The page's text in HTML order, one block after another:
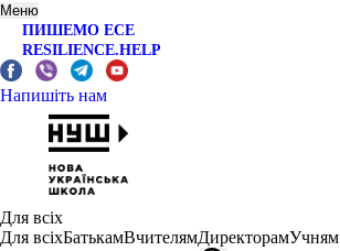
Меню
ПИШЕМО ЕСЕ
RESILIENCE.HELP
Напишіть нам
Для всіх
Для всіхБатькамВчителямДиректорамУчням